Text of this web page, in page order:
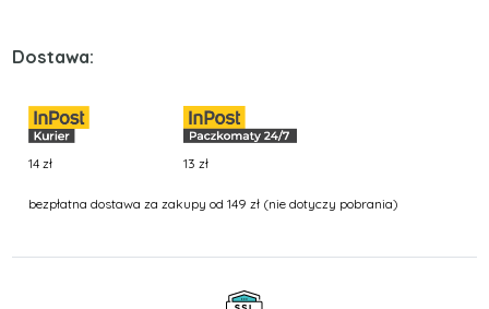
Dostawa:
14 zł 13 zł
bezpłatna dostawa za zakupy od 149 zł (nie dotyczy pobrania)